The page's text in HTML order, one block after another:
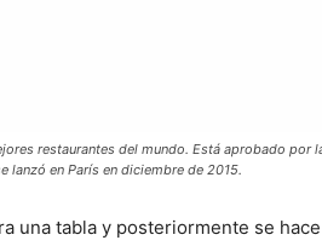
restaurantes del mundo. Está aprobado por
lanzó en París en diciembre de 2015.
una tabla y posteriormente se